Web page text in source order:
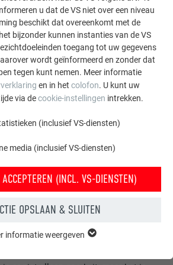
dakafvoersystemen &
u dat de VS niet over een niveau
beschikt dat overeenkomt met de
bijzonder kunnen instanties van de VS
toegang tot uw gegevens
wordt geïnformeerd en zonder dat
tegen kunt nemen. Meer informatie
en in het colofon. U kunt uw
via decookie-instellingen intrekken.
(inclusief VS-diensten)
media (inclusief VS-diensten)
(INCL. VS-DIENSTEN)
OPSLAAN & SLUITEN
informatie weergeven